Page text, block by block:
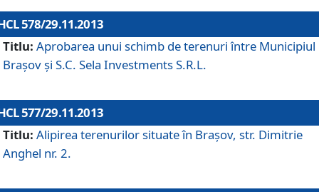
578/29.11.2013
Titlu: Aprobarea unui schimb de terenuri între Municipiul
Braşov şi S.C. Sela Investments S.R.L.
577/29.11.2013
Titlu: Alipirea terenurilor situate în Braşov, str. Dimitrie
Anghel nr. 2.